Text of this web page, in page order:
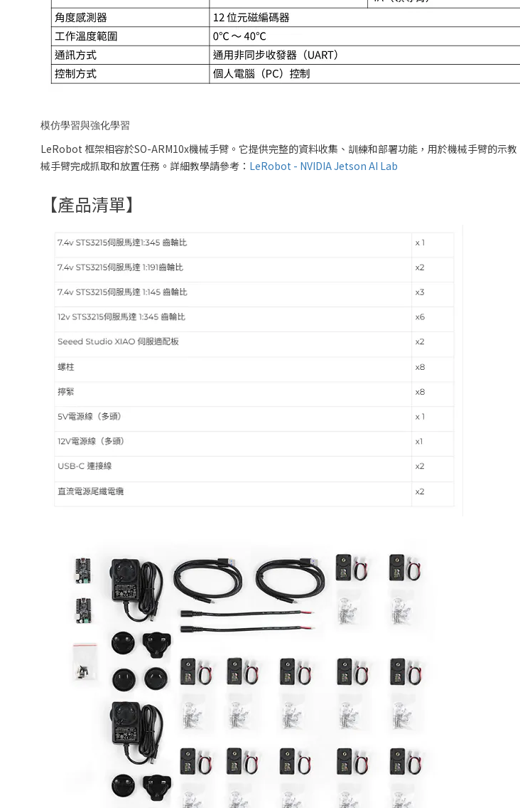
模仿學習與強化學習
LeRobot 框架相容於SO-ARM10x機械手臂。它提供完整的資料收集、訓練和部署功能，用於機械手臂的示
械手臂完成抓取和放置任務。詳細教學請參考： LeRobot - NVIDIA Jetson AI Lab
【產品清單】